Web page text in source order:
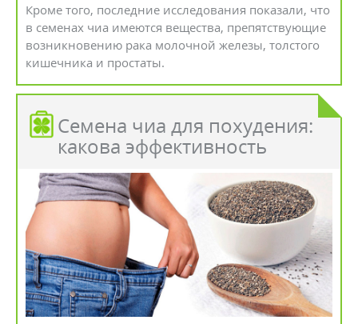
Кроме того, последние исследования показали, что
в семенах чиа имеются вещества, препятствующие
возникновению рака молочной железы, толстого
кишечника и простаты.
Семена чиа для похудения:
какова эффективность